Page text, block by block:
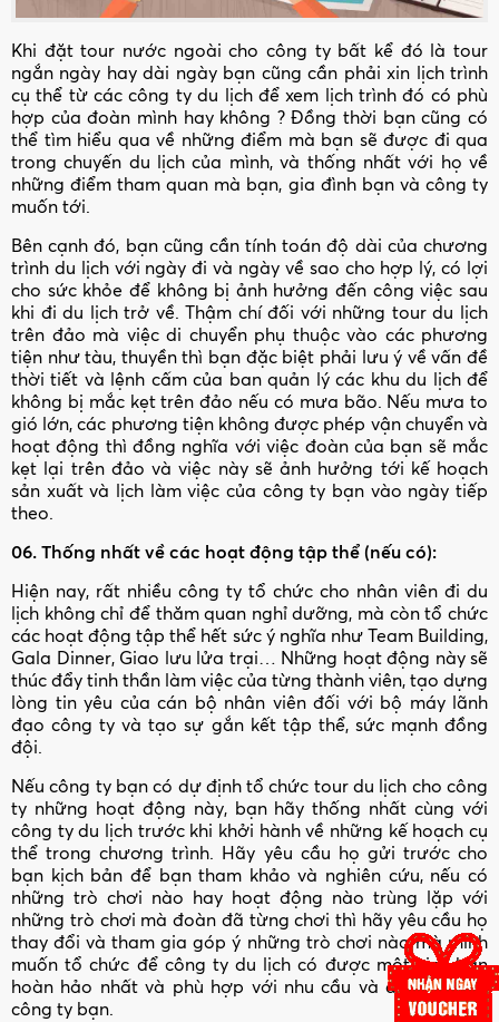
Khi đặt tour nước ngoài cho công ty bất kể đó là tour
ngắn ngày hay dài ngày bạn cũng cần phải xin lịch trình
cụ thể từ các công ty du lịch để xem lịch trình đó có phù
hợp của đoàn mình hay không ? Đồng thời bạn cũng có
thể tìm hiểu qua về những điểm mà bạn sẽ được đi qua
trong chuyến du lịch của mình, và thống nhất với họ về
những điểm tham quan mà bạn, gia đình bạn và công ty
muốn tới.
Bên cạnh đó, bạn cũng cần tính toán độ dài của chương
trình du lịch với ngày đi và ngày về sao cho hợp lý, có lợi
cho sức khỏe để không bị ảnh hưởng đến công việc sau
khi đi du lịch trở về. Thậm chí đối với những tour du lịch
trên đảo mà việc di chuyển phụ thuộc vào các phương
tiện như tàu, thuyền thì bạn đặc biệt phải lưu ý về vấn đề
thời tiết và lệnh cấm của ban quản lý các khu du lịch để
không bị mắc kẹt trên đảo nếu có mưa bão. Nếu mưa to
gió lớn, các phương tiện không được phép vận chuyển và
hoạt động thì đồng nghĩa với việc đoàn của bạn sẽ mắc
kẹt lại trên đảo và việc này sẽ ảnh hưởng tới kế hoạch
sản xuất và lịch làm việc của công ty bạn vào ngày tiếp
theo.
06. Thống nhất về các hoạt động tập thể (nếu có):
Hiện nay, rất nhiều công ty tổ chức cho nhân viên đi du
lịch không chỉ để thăm quan nghỉ dưỡng, mà còn tổ chức
các hoạt động tập thể hết sức ý nghĩa như Team Building,
Gala Dinner, Giao lưu lửa trại… Những hoạt động này sẽ
thúc đẩy tinh thần làm việc của từng thành viên, tạo dựng
lòng tin yêu của cán bộ nhân viên đối với bộ máy lãnh
đạo công ty và tạo sự gắn kết tập thể, sức mạnh đồng
đội.
Nếu công ty bạn có dự định tổ chức tour du lịch cho công
ty những hoạt động này, bạn hãy thống nhất cùng với
công ty du lịch trước khi khởi hành về những kế hoạch cụ
thể trong chương trình. Hãy yêu cầu họ gửi trước cho
bạn kịch bản để bạn tham khảo và nghiên cứu, nếu có
những trò chơi nào hay hoạt động nào trùng lặp với
những trò chơi mà đoàn đã từng chơi thì hãy yêu cầu họ
thay đổi và tham gia góp ý những trò chơi nào mà mình
muốn tổ chức để công ty du lịch có được một kịch bản
hoàn hảo nhất và phù hợp với nhu cầu và đặc thù của
công ty bạn.